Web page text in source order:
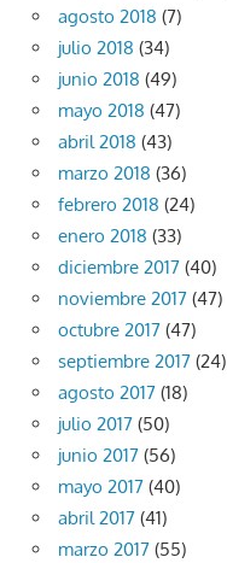
agosto 2018 (7)
julio 2018 (34)
junio 2018 (49)
mayo 2018 (47)
abril 2018 (43)
marzo 2018 (36)
febrero 2018 (24)
enero 2018 (33)
diciembre 2017 (40)
noviembre 2017 (47)
octubre 2017 (47)
septiembre 2017 (24)
agosto 2017 (18)
julio 2017 (50)
junio 2017 (56)
mayo 2017 (40)
abril 2017 (41)
marzo 2017 (55)